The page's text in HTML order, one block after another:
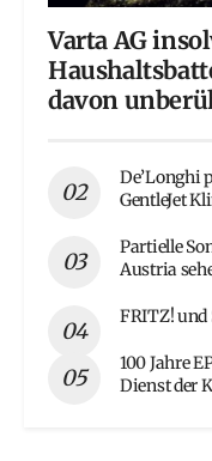
Varta AG
davon
De’Longhi
GentleJet
Partielle
Austria
FRITZ!
100 Jahre
Dienst der